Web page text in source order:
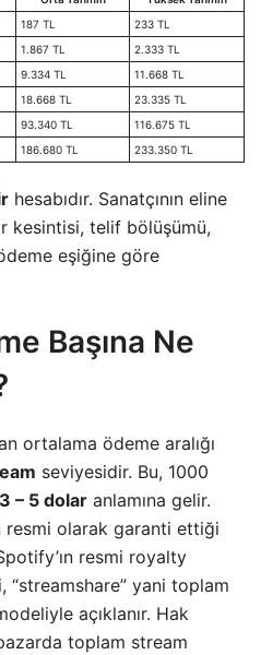
187 TL
233 TL
1.867 TL
2.333 TL
9.334 TL
11.668 TL
18.668 TL
23.335 TL
93.340 TL
116.675 TL
186.680 TL 233.350 TL
hesabıdır. Sanatçının eline
kesintisi, telif bölüşümü,
eşiğine göre
Başına Ne
ortalama ödeme aralığı
seviyesidir. Bu, 1000
3 – 5 dolar anlamına gelir.
resmi olarak garanti ettiği
resmi royalty
yani toplam
açıklanır. Hak
toplam stream